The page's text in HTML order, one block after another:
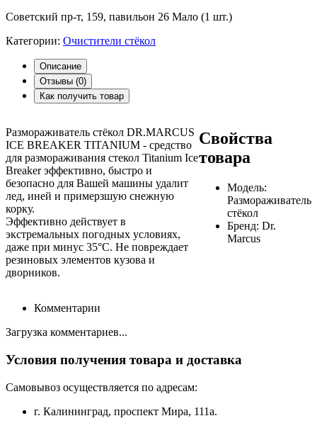
Советский пр-т, 159, павильон 26 Мало (1 шт.)
Категории: Очистители стёкол
Описание
Отзывы (0)
Как получить товар
Размораживатель стёкол DR.MARCUS
ICE BREAKER TITANIUM - средство
для размораживания стекол Titanium Ice
Breaker эффективно, быстро и
безопасно для Вашей машины удалит
лед, иней и примерзшую снежную
корку.
Эффективно действует в
экстремальных погодных условиях,
даже при минус 35°С. Не повреждает
резиновых элементов кузова и
дворников.
Свойства
товара
Модель:
Размораживатель
стёкол
Бренд: Dr.
Marcus
Комментарии
Загрузка комментариев...
Условия получения товара и доставка
Самовывоз осуществляется по адресам:
г. Калининград, проспект Мира, 111а.